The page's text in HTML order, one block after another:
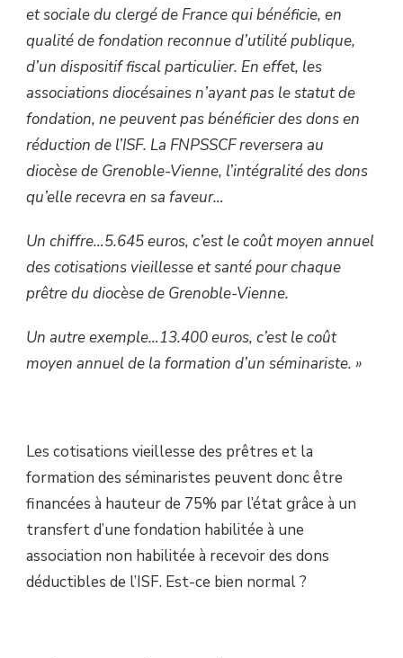
et sociale du clergé de France qui bénéficie, en
qualité de fondation reconnue d’utilité publique,
d’un dispositif fiscal particulier. En effet, les
associations diocésaines n’ayant pas le statut de
fondation, ne peuvent pas bénéficier des dons en
réduction de l’ISF. La FNPSSCF reversera au
diocèse de Grenoble-Vienne, l’intégralité des dons
qu’elle recevra en sa faveur…
Un chiffre…5.645 euros, c’est le coût moyen annuel
des cotisations vieillesse et santé pour chaque
prêtre du diocèse de Grenoble-Vienne.
Un autre exemple…13.400 euros, c’est le coût
moyen annuel de la formation d’un séminariste. »
Les cotisations vieillesse des prêtres et la
formation des séminaristes peuvent donc être
financées à hauteur de 75% par l’état grâce à un
transfert d’une fondation habilitée à une
association non habilitée à recevoir des dons
déductibles de l’ISF. Est-ce bien normal ?